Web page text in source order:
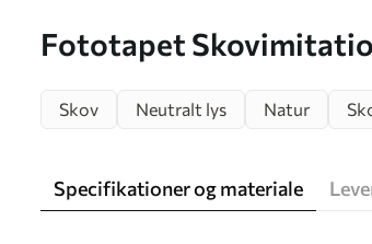
Fototapet
Skov Neutralt lys Natur
Specifikationer og materiale